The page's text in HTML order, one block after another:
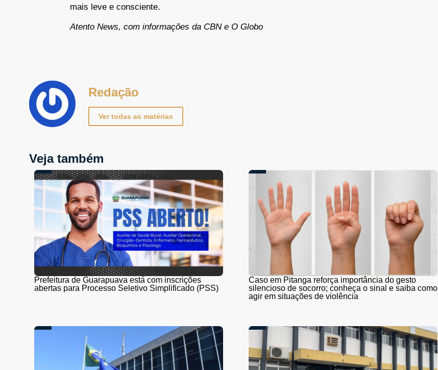
mais leve e consciente.
Atento News, com informações da CBN e O Globo
Redação
Ver todas as matérias
Veja também
Prefeitura de Guarapuava está com inscrições
abertas para Processo Seletivo Simplificado (PSS)
Caso em Pitanga reforça importância do gesto
silencioso de socorro; conheça o sinal e saiba como
agir em situações de violência